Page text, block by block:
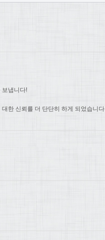
보냅니다!
한 신뢰를 더 단단히 하게 되었습니다